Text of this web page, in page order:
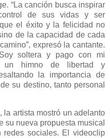
“La canción busca inspirar
de sus vidas y ser
el éxito y la felicidad no
de la capacidad de cada
expresó la cantante.
soltera y pago con mi
un himno de libertad y
la importancia de
su destino, tanto personal
la artista mostró un adelanto
su nueva propuesta musical
redes sociales. El videoclip